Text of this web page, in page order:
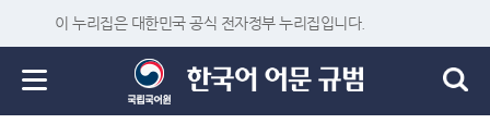
이 누리집은 대한민국 공식 전자정부 누리집입니다.